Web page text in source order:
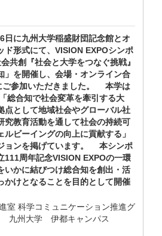
日に九州大学稲盛財団記念館とオ
ド形式にて、VISION EXPOシンポ
共創『社会と大学をつなぐ挑戦』
」を開催し、会場・オンライン合
ご参加いただきました。 本学は
総合知で社会変革を牽引する大
点として地域社会やグローバル社
究教育活動を通して社会の持続可
ビーイングの向上に貢献する」
ョンを掲げています。 本シンポ
111周年記念VISION EXPOの一環
いかに結びつけ総合知を創出・活
かけとなることを目的として開催
室 科学コミュニケーション推進グ
九州大学 伊都キャンパス